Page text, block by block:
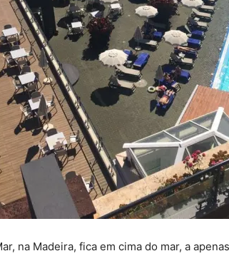
na Madeira, fica em cima do mar, a